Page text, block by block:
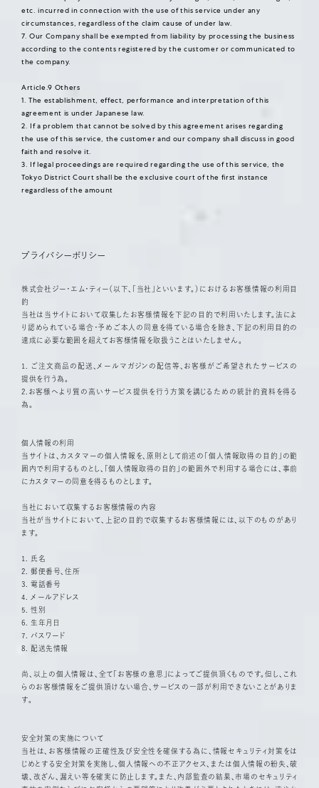
etc. incurred in connection with the use of this service under any
circumstances, regardless of the claim cause of under law.
7. Our Company shall be exempted from liability by processing the business
according to the contents registered by the customer or communicated to
the company.
Article.9 Others
1. The establishment, effect, performance and interpretation of this
agreement is under Japanese law.
2. If a problem that cannot be solved by this agreement arises regarding
the use of this service, the customer and our company shall discuss in good
faith and resolve it.
3. If legal proceedings are required regarding the use of this service, the
Tokyo District Court shall be the exclusive court of the first instance
regardless of the amount
プライバシーポリシー
株式会社ジー・エム・ティー（以下、「当社」といいます。）におけるお客様情報の利用目
的
当社は当サイトにおいて収集したお客様情報を下記の目的で利用いたします。法によ
り認められている場合・予めご本人の同意を得ている場合を除き、下記の利用目的の
達成に必要な範囲を超えてお客様情報を取扱うことはいたしません。
1. ご注文商品の配送、メールマガジンの配信等、お客様がご希望されたサービスの
提供を行う為。
2.お客様へより質の高いサービス提供を行う方策を講じるための統計的資料を得る
為。
個人情報の利用
当サイトは、カスタマーの個人情報を、原則として前述の「個人情報取得の目的」の範
囲内で利用するものとし、「個人情報取得の目的」の範囲外で利用する場合には、事前
にカスタマーの同意を得るものとします。
当社において収集するお客様情報の内容
当社が当サイトにおいて、上記の目的で収集するお客様情報には、以下のものがあり
ます。
1. 氏名
2. 郵便番号、住所
3. 電話番号
4. メールアドレス
5. 性別
6. 生年月日
7. パスワード
8. 配送先情報
尚、以上の個人情報は、全て「お客様の意思」によってご提供頂くものです。但し、これ
らのお客様情報をご提供頂けない場合、サービスの一部が利用できないことがありま
す。
安全対策の実施について
当社は、お客様情報の正確性及び安全性を確保する為に、情報セキュリティ対策をは
じめとする安全対策を実施し、個人情報への不正アクセス、または個人情報の紛失、破
壊、改ざん、漏えい等を確実に防止します。また、内部監査の結果、市場のセキュリティ